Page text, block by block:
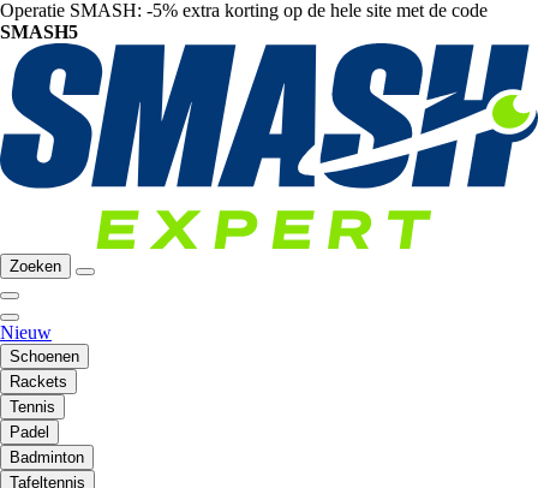
Operatie SMASH: -5% extra korting op de hele site met de code
SMASH5
Zoeken
Nieuw
Schoenen
Rackets
Tennis
Padel
Badminton
Tafeltennis